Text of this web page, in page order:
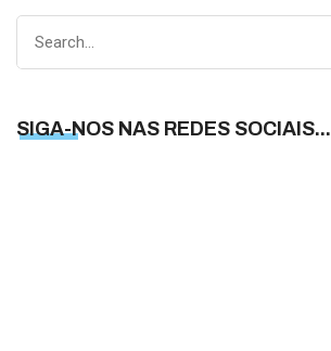
SIGA-NOS NAS REDES SOCIAIS...